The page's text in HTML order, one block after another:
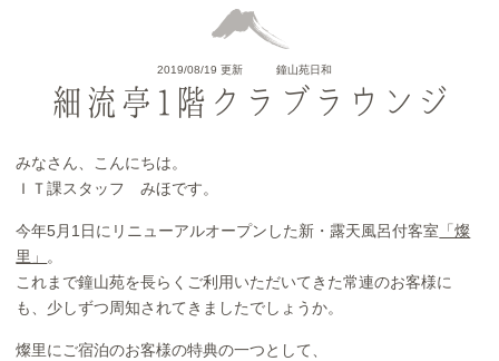
2019/08/19 更新 鐘山苑日和
細流亭1階クラブラウンジ
みなさん、こんにちは。
ＩＴ課スタッフ みほです。
今年5月1日にリニューアルオープンした新・露天風呂付客室 「燦
里」
。
これまで鐘山苑を長らくご利用いただいてきた常連のお客様に
も、少しずつ周知されてきましたでしょうか。
燦里にご宿泊のお客様の特典の一つとして、